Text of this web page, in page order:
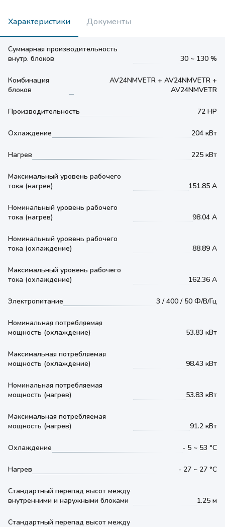
Характеристики Документы
Суммарная производительность
внутр. блоков
30 ~ 130 %
Комбинация
блоков
AV24NMVETR + AV24NMVETR +
AV24NMVETR
Производительность 72 HP
Охлаждение 204 кВт
Нагрев 225 кВт
Максимальный уровень рабочего
тока (нагрев)
151.85 А
Номинальный уровень рабочего
тока (нагрев)
98.04 А
Номинальный уровень рабочего
тока (охлаждение)
88.89 А
Максимальный уровень рабочего
тока (охлаждение)
162.36 А
Электропитание 3 / 400 / 50 Ф/В/Гц
Номинальная потребляемая
мощность (охлаждение)
53.83 кВт
Максимальная потребляемая
мощность (охлаждение)
98.43 кВт
Номинальная потребляемая
мощность (нагрев)
53.83 кВт
Максимальная потребляемая
мощность (нагрев)
91.2 кВт
Охлаждение - 5 ~ 53 °С
Нагрев - 27 ~ 27 °С
Стандартный перепад высот между
внутренними и наружными блоками
1.25 м
Стандартный перепад высот между